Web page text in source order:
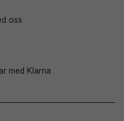
oss
med Klarna